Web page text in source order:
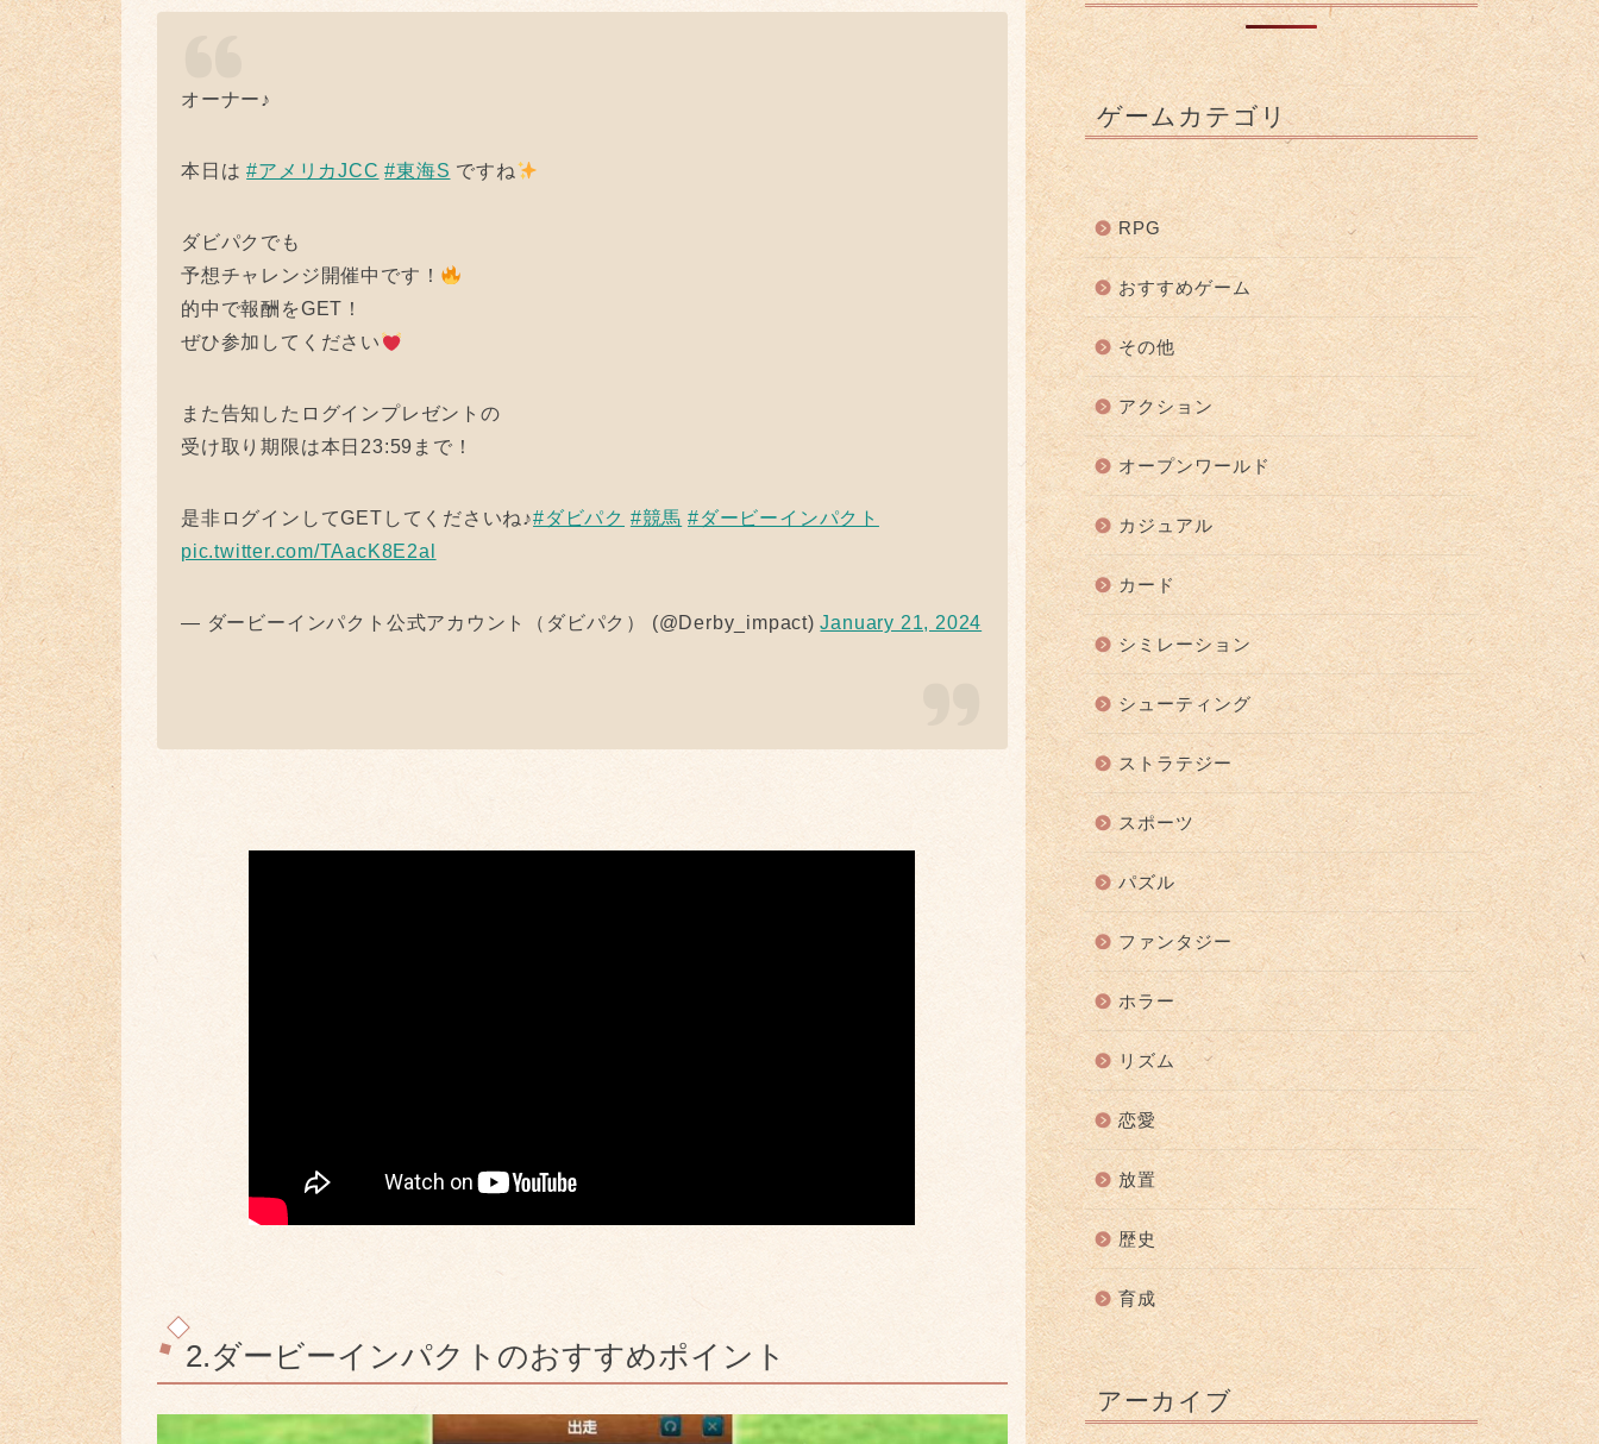
オーナー♪
本日は#アメリカJCC #東海S ですね
ダビパクでも
予想チャレンジ開催中です！
的中で報酬をGET！
ぜひ参加してください
また告知したログインプレゼントの
受け取り期限は本日23:59まで！
是非ログインしてGETしてくださいね♪#ダビパク #競馬 #ダービーインパクト
pic.twitter.com/TAacK8E2al
— ダービーインパクト公式アカウント（ダビパク） (@Derby_impact)January 21, 2024
2.ダービーインパクトのおすすめポイント
ゲームカテゴリ
RPG
おすすめゲーム
その他
アクション
オープンワールド
カジュアル
カード
シミレーション
シューティング
ストラテジー
スポーツ
パズル
ファンタジー
ホラー
リズム
恋愛
放置
歴史
育成
アーカイブ